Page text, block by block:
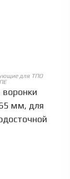
для ТПО
мм, для